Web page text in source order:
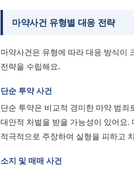
마약사건 유형별 대응 전략
마약사건은 유형에 따라 대응 방식이
전략을 수립해요.
단순 투약 사건
단순 투약은 비교적 경미한 마약 범
대안적 처벌을 받을 가능성이 있어요
적극적으로 주장하여 실형을 피하고
소지 및 매매 사건